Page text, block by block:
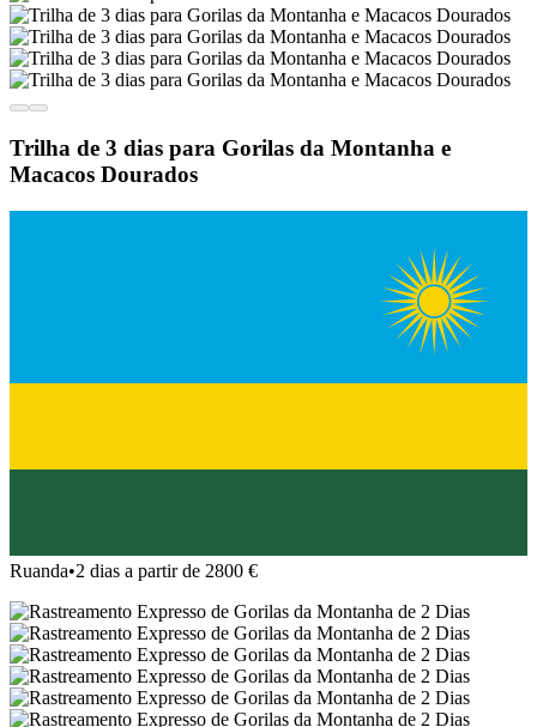
Trilha de 3 dias para Gorilas da Montanha e
Macacos Dourados
Ruanda•2 dias a partir de 2800 €